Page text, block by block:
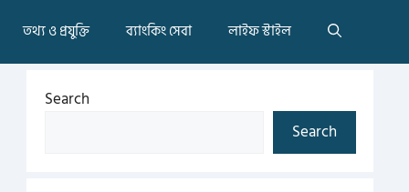
তথ্য ও প্রযুক্তি ব্যাংকিং সেবা লাইফ স্টাইল
Search
Search